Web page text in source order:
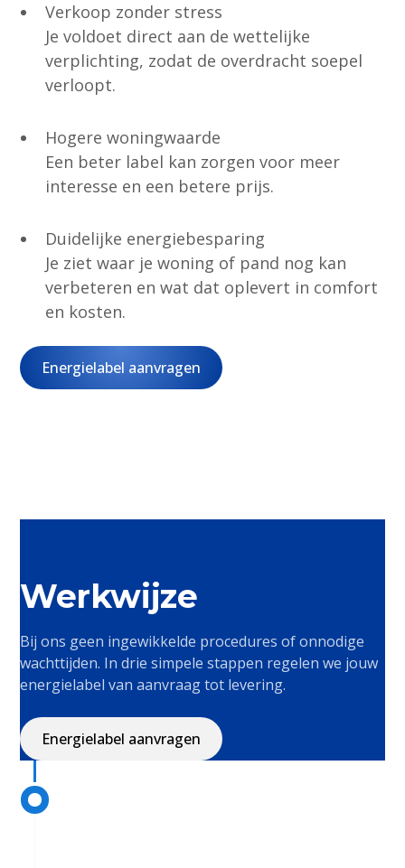
Verkoop zonder stress
Je voldoet direct aan de wettelijke
verplichting, zodat de overdracht soepel
verloopt.
Hogere woningwaarde
Een beter label kan zorgen voor meer
interesse en een betere prijs.
Duidelijke energiebesparing
Je ziet waar je woning of pand nog kan
verbeteren en wat dat oplevert in comfort
en kosten.
Energielabel aanvragen
Werkwijze
Bij ons geen ingewikkelde procedures of onnodige
wachttijden. In drie simpele stappen regelen we jouw
energielabel van aanvraag tot levering.
Energielabel aanvragen